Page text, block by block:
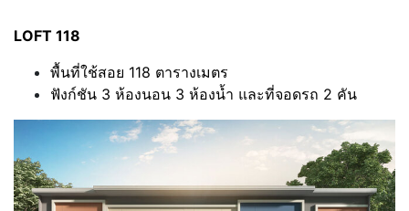
LOFT 118
พื้นที่ใช้สอย 118 ตารางเมตร
ฟังก์ชัน 3 ห้องนอน 3 ห้องน้ำ และที่จอดรถ 2 คัน